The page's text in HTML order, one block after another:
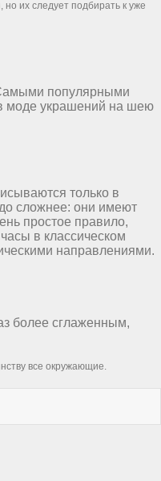
их следует подбирать к уже
популярными
моде украшений на шею
только в
сложнее: они имеют
простое правило,
в классическом
направлениями.
более сглаженным,
все окружающие.